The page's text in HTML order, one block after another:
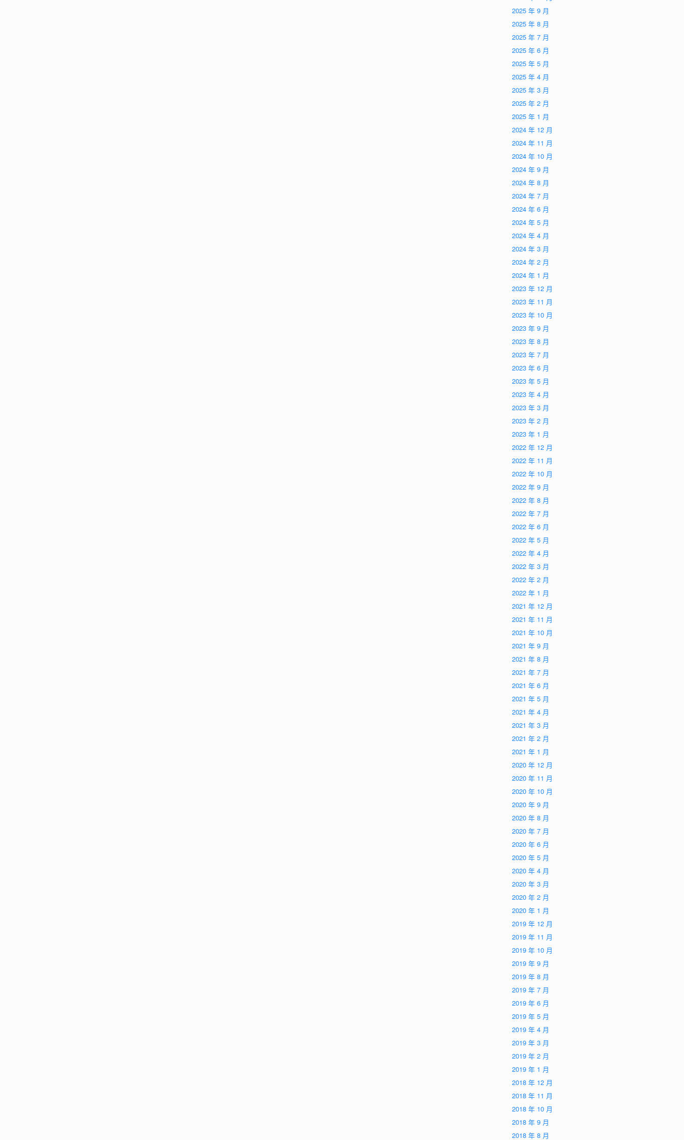
2025 年 9 月
2025 年 8 月
2025 年 7 月
2025 年 6 月
2025 年 5 月
2025 年 4 月
2025 年 3 月
2025 年 2 月
2025 年 1 月
2024 年 12 月
2024 年 11 月
2024 年 10 月
2024 年 9 月
2024 年 8 月
2024 年 7 月
2024 年 6 月
2024 年 5 月
2024 年 4 月
2024 年 3 月
2024 年 2 月
2024 年 1 月
2023 年 12 月
2023 年 11 月
2023 年 10 月
2023 年 9 月
2023 年 8 月
2023 年 7 月
2023 年 6 月
2023 年 5 月
2023 年 4 月
2023 年 3 月
2023 年 2 月
2023 年 1 月
2022 年 12 月
2022 年 11 月
2022 年 10 月
2022 年 9 月
2022 年 8 月
2022 年 7 月
2022 年 6 月
2022 年 5 月
2022 年 4 月
2022 年 3 月
2022 年 2 月
2022 年 1 月
2021 年 12 月
2021 年 11 月
2021 年 10 月
2021 年 9 月
2021 年 8 月
2021 年 7 月
2021 年 6 月
2021 年 5 月
2021 年 4 月
2021 年 3 月
2021 年 2 月
2021 年 1 月
2020 年 12 月
2020 年 11 月
2020 年 10 月
2020 年 9 月
2020 年 8 月
2020 年 7 月
2020 年 6 月
2020 年 5 月
2020 年 4 月
2020 年 3 月
2020 年 2 月
2020 年 1 月
2019 年 12 月
2019 年 11 月
2019 年 10 月
2019 年 9 月
2019 年 8 月
2019 年 7 月
2019 年 6 月
2019 年 5 月
2019 年 4 月
2019 年 3 月
2019 年 2 月
2019 年 1 月
2018 年 12 月
2018 年 11 月
2018 年 10 月
2018 年 9 月
2018 年 8 月